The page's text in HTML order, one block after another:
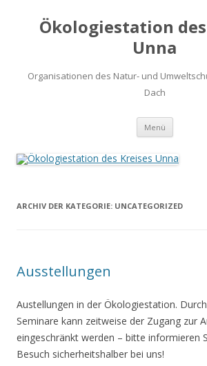
Ökologiestation
Unna
Organisationen des Natur- und
Dach
Menü Zum
springen
ARCHIV DER KATEGORIE: UNCATEGORIZED
Ausstellungen
Austellungen in der Ökologiestation.
Seminare kann zeitweise der Zugang zur
eingeschränkt werden – bitte informieren
Besuch sicherheitshalber bei uns!